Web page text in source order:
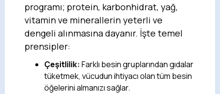
programı; protein, karbonhidrat, yağ,
vitamin ve minerallerin yeterli ve
dengeli alınmasına dayanır. İşte temel
prensipler:
Çeşitlilik: Farklı besin gruplarından gıdalar
tüketmek, vücudun ihtiyacı olan tüm besin
öğelerini almanızı sağlar.